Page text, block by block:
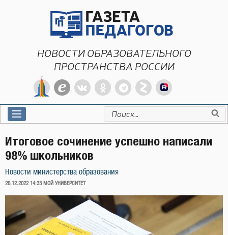
НОВОСТИ ОБРАЗОВАТЕЛЬНОГО
ПРОСТРАНСТВА РОССИИ
Искать:
Итоговое сочинение успешно написали
98% школьников
Новости министерства образования
ОПУБЛИКОВАНО
26.12.2022 14:33 МОЙ УНИВЕРСИТЕТ